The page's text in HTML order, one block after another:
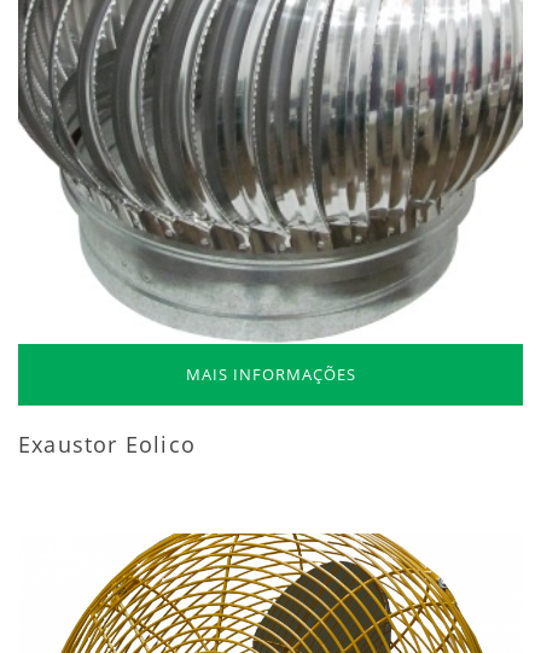
MAIS INFORMAÇÕES
Exaustor Eolico